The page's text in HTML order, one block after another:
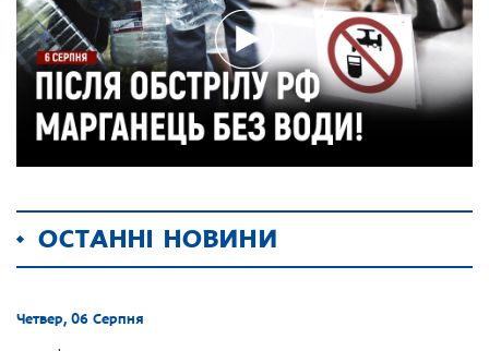
ОСТАННІ НОВИНИ
Четвер, 06 Серпня